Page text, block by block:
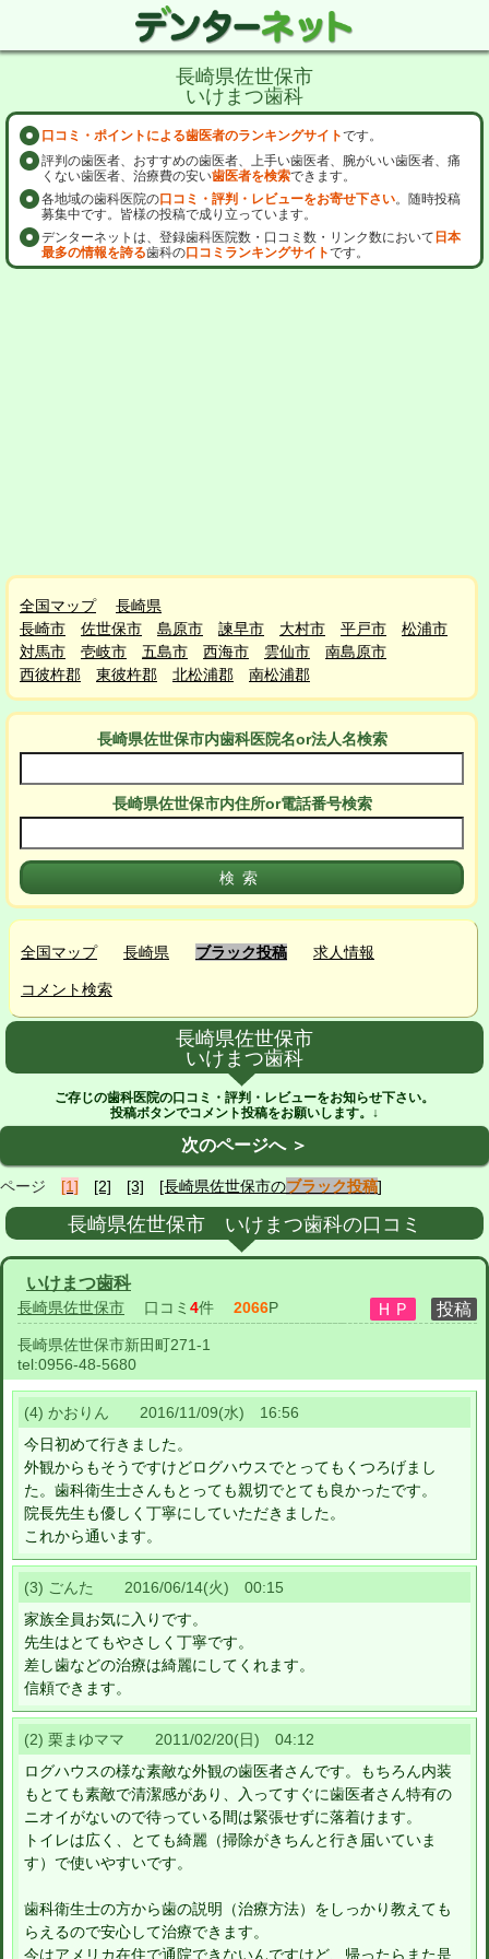
長崎県佐世保市
いけまつ歯科
口コミ・ポイントによる歯医者のランキングサイトです。
評判の歯医者、おすすめの歯医者、上手い歯医者、腕がいい歯医者、痛
くない歯医者、治療費の安い歯医者を検索できます。
各地域の歯科医院の口コミ・評判・レビューをお寄せ下さい。随時投稿
募集中です。皆様の投稿で成り立っています。
デンターネットは、登録歯科医院数・口コミ数・リンク数において 日本
最多の情報を誇る歯科の口コミランキングサイトです。
全国マップ
長崎県
長崎市
佐世保市 島原市 諫早市 大村市 平戸市
松浦市
対馬市
壱岐市 五島市 西海市 雲仙市
南島原市
西彼杵郡
東彼杵郡 北松浦郡 南松浦郡
長崎県佐世保市内歯科医院名or法人名検索
長崎県佐世保市内住所or電話番号検索
全国マップ 長崎県 ブラック投稿 求人情報
コメント検索
長崎県佐世保市
いけまつ歯科
ご存じの歯科医院の口コミ・評判・レビューをお知らせ下さい。
投稿ボタンでコメント投稿をお願いします。↓
次のページへ ＞
ページ [1] [2] [3] [長崎県佐世保市のブラック投稿]
長崎県佐世保市 いけまつ歯科の口コミ
いけまつ歯科
長崎県佐世保市 口コミ 4件 2066P
長崎県佐世保市新田町271-1
tel:0956-48-5680
(4) かおりん 2016/11/09(水) 16:56
今日初めて行きました。
外観からもそうですけどログハウスでとってもくつろげまし
た。歯科衛生士さんもとっても親切でとても良かったです。
院長先生も優しく丁寧にしていただきました。
これから通います。
(3) ごんた 2016/06/14(火) 00:15
家族全員お気に入りです。
先生はとてもやさしく丁寧です。
差し歯などの治療は綺麗にしてくれます。
信頼できます。
(2) 栗まゆママ 2011/02/20(日) 04:12
ログハウスの様な素敵な外観の歯医者さんです。もちろん内装
もとても素敵で清潔感があり、入ってすぐに歯医者さん特有の
ニオイがないので待っている間は緊張せずに落着けます。
トイレは広く、とても綺麗（掃除がきちんと行き届いていま
す）で使いやすいです。
歯科衛生士の方から歯の説明（治療方法）をしっかり教えても
らえるので安心して治療できます。
今はアメリカ在住で通院できないんですけど、帰ったらまた是